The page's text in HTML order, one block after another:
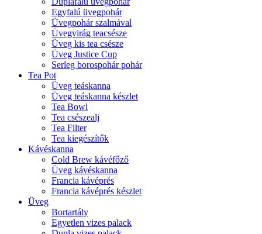
Egyfalú üvegpohár
Üvegpohár szalmával
Üvegvirág teacsésze
Üveg kis tea csésze
Üveg Justice Cup
Serleg borospohár pohár
Tea Pot
Üveg teáskanna
Üveg teáskanna készlet
Tea Bowl
Tea csészealj
Tea Filter
Tea kiegészítők
Kávéskanna
Cold Brew kávéfőző
Üveg kávéskanna
Francia kávéprés
Francia kávéprés készlet
Üveg
Bortartály
Egyetlen vizes palack